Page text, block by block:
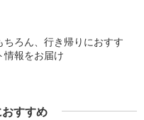
ろん、行き帰りにおすす
情報をお届け
すすめ